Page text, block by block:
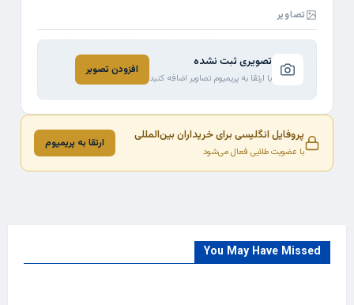
تصاویر
تصویری ثبت نشده
با ارتقا به پریمیوم تصاویر اضافه کنید
افزودن تصویر
پروفایل انگلیسی برای خریداران بین‌المللی
با عضویت طلایی فعال می‌شود
ارتقا به پریمیوم
You May Have Missed
Countries
India
Trade Source